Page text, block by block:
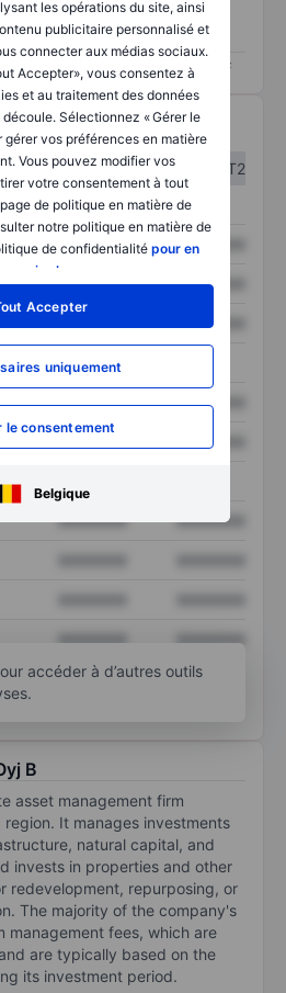
les opérations du site, ainsi
publicitaire personnalisé et
connecter aux médias sociaux.
Accepter», vous consentez à
et au traitement des données
Sélectionnez « Gérer le
gérer vos préférences en matière
Vous pouvez modifier vos
votre consentement à tout
de politique en matière de
notre politique en matière de
de confidentialitépour en
savoir plus
Accepter
uniquement
le consentement
Belgique
ESG (en anglais)
T1
T2
XXXXXXX XXXXXXX
XXXXXXX XXXXXXX
XXXXXXX
XXXXXXX XXXXXXX
XXXXXXX
XXXXXXX XXXXXXX
XXXXXXX
XXXXXXX
accéder à d’autres outils
B
asset management firm
It manages investments
natural capital, and
invests in properties and other
redevelopment, repurposing, or
The majority of the company's
management fees, which are
are typically based on the
its investment period.